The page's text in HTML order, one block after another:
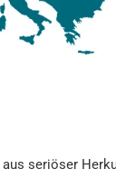
seriöser